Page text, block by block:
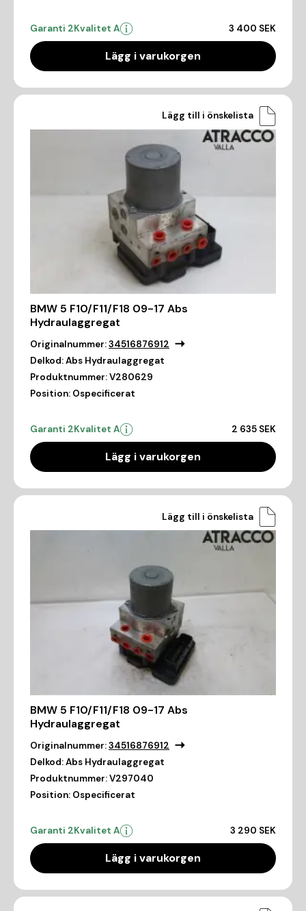
Garanti 2Kvalitet A 3 400 SEK
Lägg i varukorgen
Lägg till i önskelista
BMW 5 F10/F11/F18 09-17 Abs
Hydraulaggregat
Originalnummer:34516876912
Delkod:Abs Hydraulaggregat
Produktnummer:V280629
Position: Ospecificerat
Garanti 2Kvalitet A 2 635 SEK
Lägg i varukorgen
Lägg till i önskelista
BMW 5 F10/F11/F18 09-17 Abs
Hydraulaggregat
Originalnummer:34516876912
Delkod:Abs Hydraulaggregat
Produktnummer:V297040
Position: Ospecificerat
Garanti 2Kvalitet A 3 290 SEK
Lägg i varukorgen